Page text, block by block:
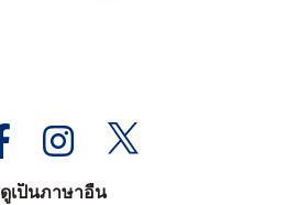
ดูเป็นภาษาอื่น